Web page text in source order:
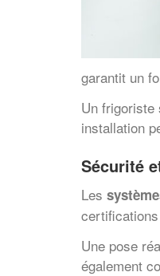
garantit un
Un frigoriste
installation
Sécurité
Les
Une pose
également